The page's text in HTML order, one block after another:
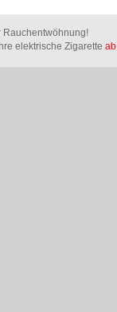
Rauchentwöhnung!
elektrische Zigarette ab